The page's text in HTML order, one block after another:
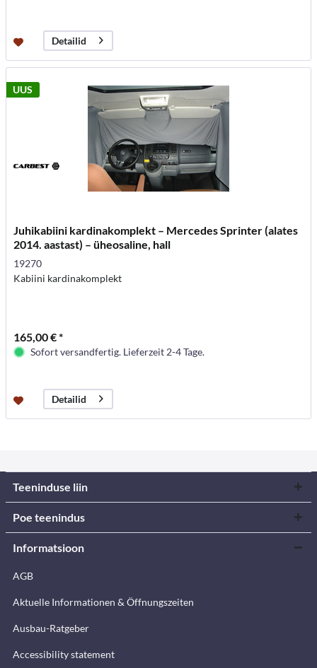
Detailid
UUS
Juhikabiini kardinakomplekt – Mercedes Sprinter (alates
2014. aastast) – üheosaline, hall
19270
Kabiini kardinakomplekt
165,00 € *
Sofort versandfertig. Lieferzeit 2-4 Tage.
Detailid
Teeninduse liin
Poe teenindus
Informatsioon
AGB
Aktuelle Informationen & Öffnungszeiten
Ausbau-Ratgeber
Accessibility statement